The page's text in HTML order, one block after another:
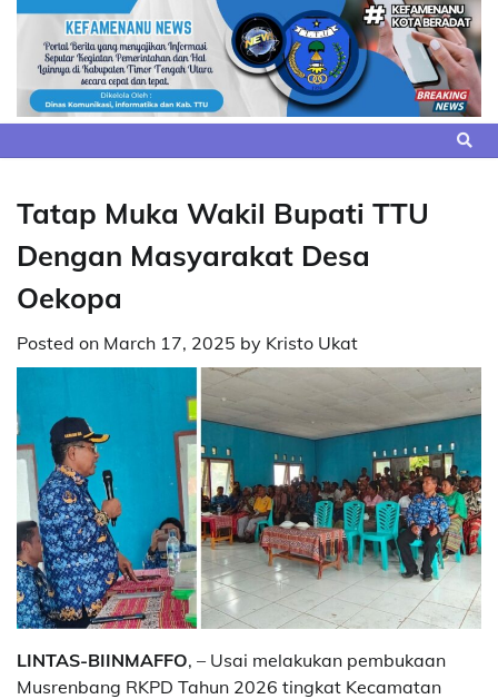
Skip
content
Tatap Muka Wakil Bupati TTU
Dengan Masyarakat Desa
Oekopa
Posted on March 17, 2025 by Kristo Ukat
LINTAS-BIINMAFFO, – Usai melakukan pembukaan
Musrenbang RKPD Tahun 2026 tingkat Kecamatan